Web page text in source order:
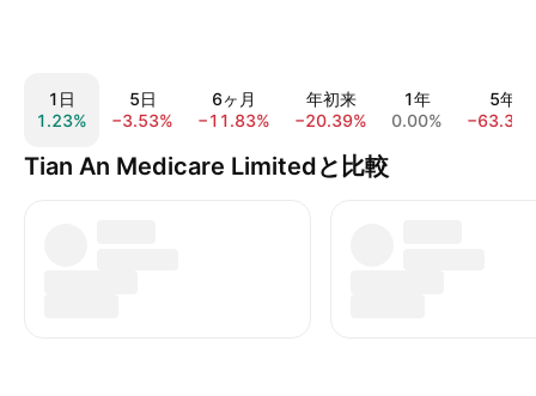
1日
1.23%
5日
−3.53%
6ヶ月
−11.83%
年初来
−20.39%
1年
0.00%
5年
Tian An Medicare Limitedと比較